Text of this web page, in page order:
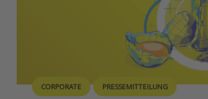
CORPORATE PRESSEMITTEILUNG